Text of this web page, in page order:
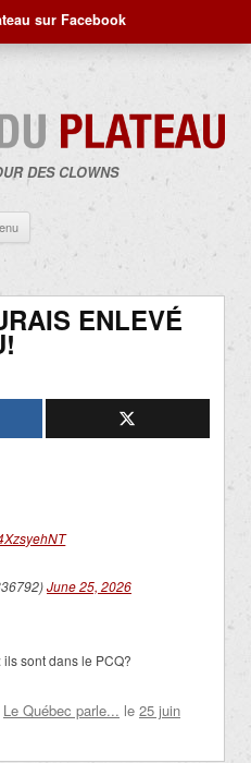
sur Facebook
DES CLOWNS
contenu
ENLEVÉ
June 25, 2026
sont dans le PCQ?
Le Québec parle... le 25 juin